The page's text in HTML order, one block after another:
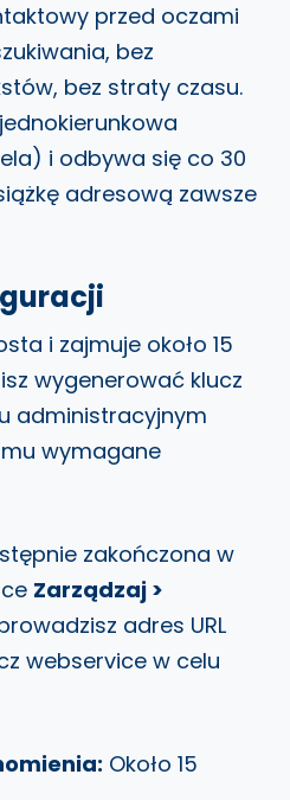
przed oczami
bez
bez straty czasu.
i odbywa się co 30
adresową zawsze
i zajmuje około 15
wygenerować klucz
administracyjnym
wymagane
zakończona w
Zarządzaj >
adres URL
webservice w celu
Około 15